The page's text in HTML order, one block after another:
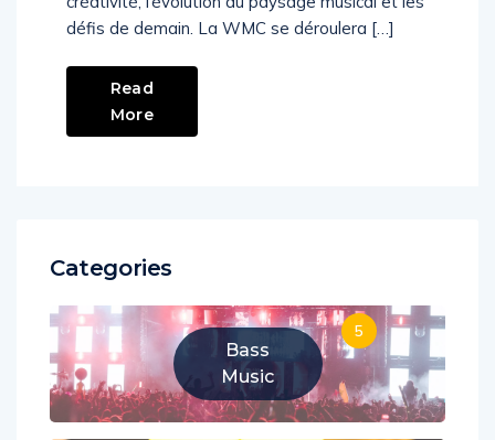
créativité, l’évolution du paysage musical et les
Read
More
Bass
Music
5